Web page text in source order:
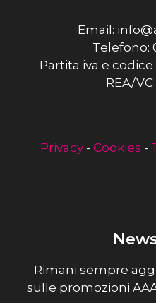
Email:
Telefono:
Partita iva e
REA/VC
Privacy- Cookies -
Rimani sempre
sulle promozioni